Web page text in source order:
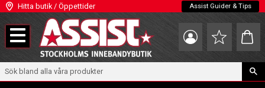
Meny
Hitta butik / Öppettider Assist Guider & Tips
Favoriter